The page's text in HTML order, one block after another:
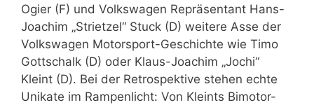
Ogier (F) und Volkswagen Repräsentant Hans-
Joachim „Strietzel“ Stuck (D) weitere Asse der
Volkswagen Motorsport-Geschichte wie Timo
Gottschalk (D) oder Klaus-Joachim „Jochi“
Kleint (D). Bei der Retrospektive stehen echte
Unikate im Rampenlicht: Von Kleints Bimotor-